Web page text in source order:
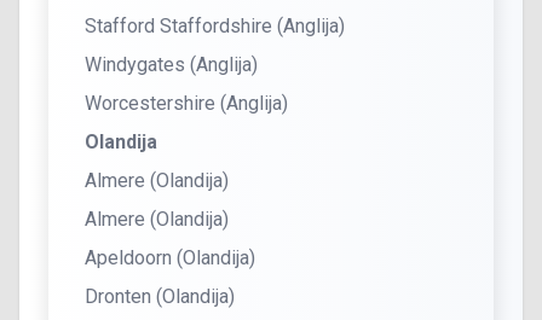
Stafford Staffordshire (Anglija)
Windygates (Anglija)
Worcestershire (Anglija)
Olandija
Almere (Olandija)
Almere (Olandija)
Apeldoorn (Olandija)
Dronten (Olandija)